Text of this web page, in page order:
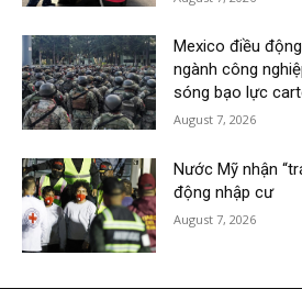
Mexico điều
ngành công
sóng bạo lực
August 7, 2026
Nước Mỹ nhận
động nhập cư
August 7, 2026